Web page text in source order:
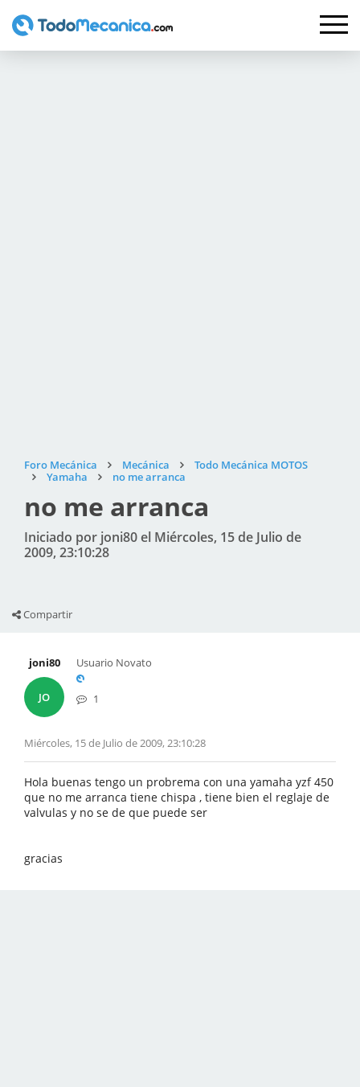
Foro Mecánica Mecánica
Todo Mecánica MOTOS
Yamaha
no me arranca
no me arranca
Iniciado por joni80 el Miércoles, 15 de Julio de
2009, 23:10:28
Compartir
joni80
JO
Usuario Novato
1
Miércoles, 15 de Julio de 2009, 23:10:28
Hola buenas tengo un probrema con una yamaha yzf 450
que no me arranca tiene chispa , tiene bien el reglaje de
valvulas y no se de que puede ser
gracias